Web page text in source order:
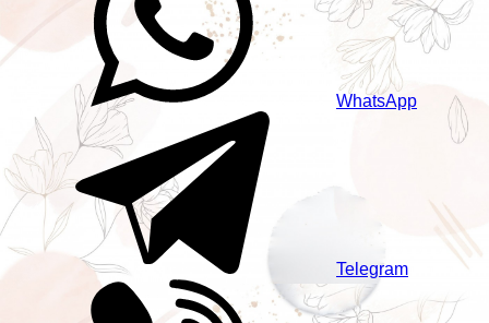
WhatsApp
Telegram